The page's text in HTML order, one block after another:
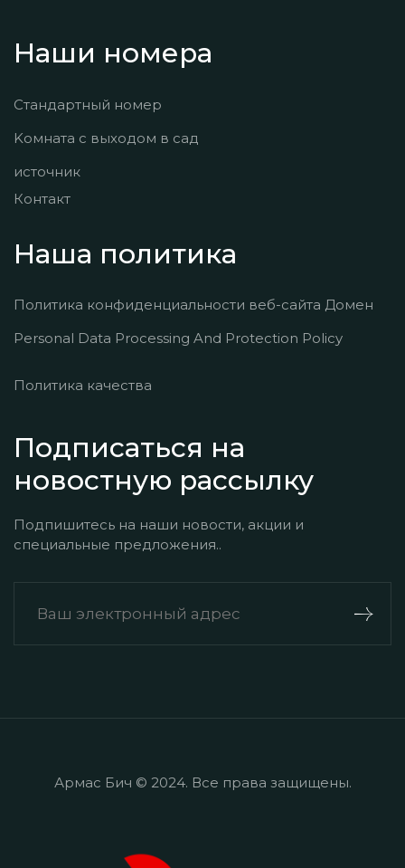
Наши номера
Стандартный номер
Kомната с выходом в сад
источник
Контакт
Наша политика
Политика конфиденциальности веб-сайта Домен
Personal Data Processing And Protection Policy
Политика качества
Подписаться на
новостную рассылку
Подпишитесь на наши новости, акции и
специальные предложения..
Армас Бич © 2024. Все права защищены.